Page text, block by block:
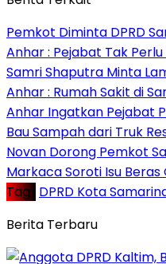
Pemkot Diminta DPRD
Anhar : Pejabat Tak
Samri Shaputra Minta
Anhar : Rumah Sakit di
Anhar Ingatkan Pejabat
Bau Sampah dari Truk
Novan Dorong Pemkot
Markaca Soroti Isu
Tag : DPRD Kota
Berita Terbaru